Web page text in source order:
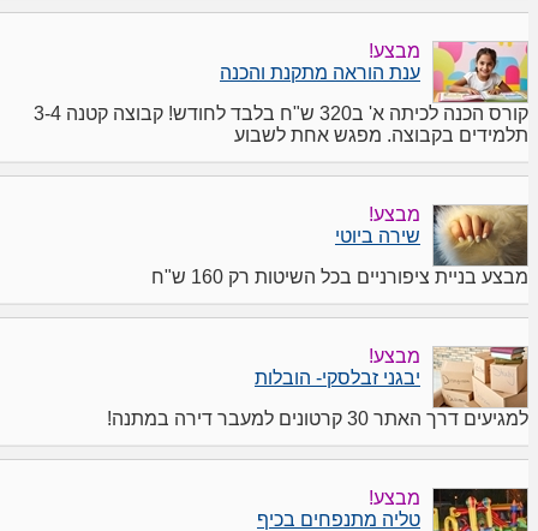
מבצע!
ענת הוראה מתקנת והכנה
קורס הכנה לכיתה א' ב320 ש"ח בלבד לחודש! קבוצה קטנה 3-4
תלמידים בקבוצה. מפגש אחת לשבוע
מבצע!
שירה ביוטי
מבצע בניית ציפורניים בכל השיטות רק 160 ש"ח
מבצע!
יבגני זבלסקי- הובלות
למגיעים דרך האתר 30 קרטונים למעבר דירה במתנה!
מבצע!
טליה מתנפחים בכיף